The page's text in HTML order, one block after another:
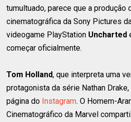
tumultuado, parece que a produção
cinematográfica da Sony Pictures
videogame PlayStation Uncharted
começar oficialmente.
Tom Holland, que interpreta uma
protagonista da série Nathan
página do Instagram. O Homem-
Cinematográfico da Marvel